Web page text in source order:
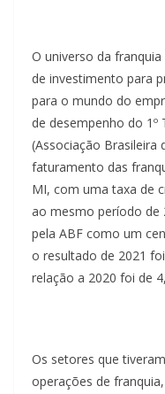
O universo da
de investimento para
para o mundo do
de desempenho do 1º
(Associação Brasileira
faturamento das
MI, com uma taxa de
ao mesmo período de
pela ABF como um
o resultado de 2021
relação a 2020 foi de
Os setores que
operações de